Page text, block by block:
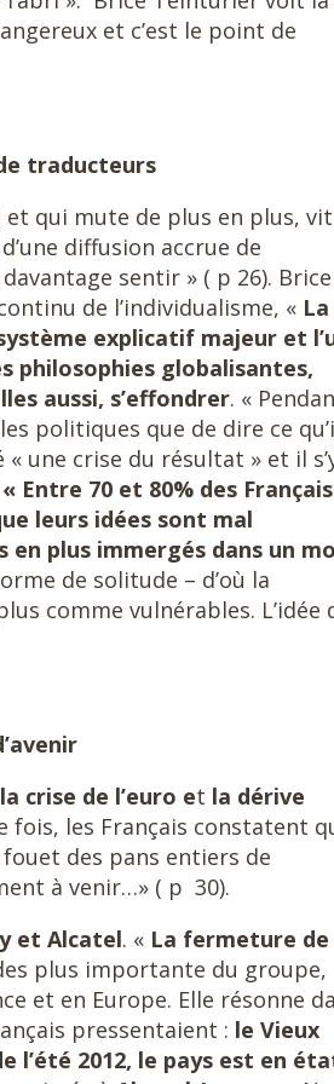
et c’est le point de
traducteurs
et qui mute de plus en plus, vit
diffusion accrue de
sentir » ( p 26). Brice
de l’individualisme, « La
explicatif majeur et
philosophies globalisantes,
aussi, s’effondrer. «
politiques que de dire ce
une crise du résultat » et il
« Entre 70 et 80% des Français
leurs idées sont mal
en plus immergés dans un
de solitude – d’où la
comme vulnérables. L’idée
la crise de l’euro et la dérive
fois, les Français constatent
des pans entiers de
à venir…» ( p 30).
et Alcatel. « La fermeture de
plus importante du groupe,
et en Europe. Elle résonne
pressentaient : le Vieux
l’été 2012, le pays est en